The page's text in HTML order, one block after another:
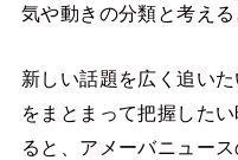
気や動きの分類と考える
新しい話題を広く追い
をまとまって把握した
ると、アメーバニュー